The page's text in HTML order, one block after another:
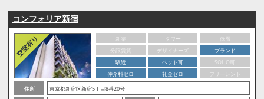
コンフォリア新宿
新築 タワー
低層
分譲賃貸
デザイナーズ
ブランド
駅近
ペット可
SOHO可
仲介料ゼロ
礼金ゼロ
フリーレント
住所
東京都新宿区新宿5丁目8番20号